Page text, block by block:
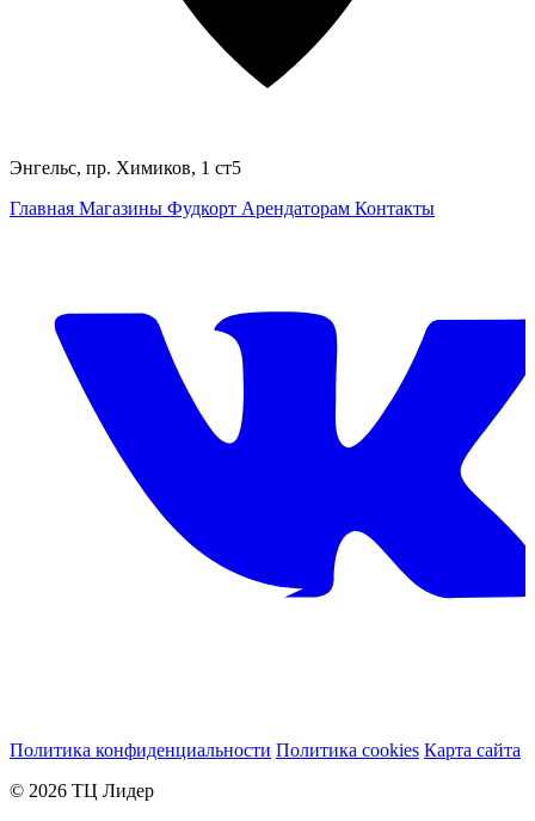
Энгельс, пр. Химиков, 1 ст5
Главная Магазины Фудкорт Арендаторам Контакты
Политика конфиденциальности Политика cookies Карта сайта
© 2026 ТЦ Лидер